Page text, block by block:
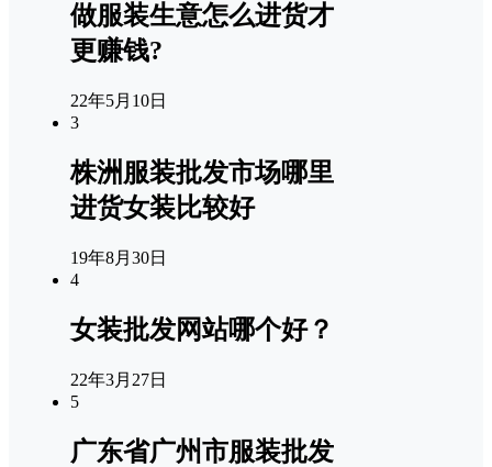
做服装生意怎么进货才
更赚钱?
22年5月10日
3
株洲服装批发市场哪里
进货女装比较好
19年8月30日
4
女装批发网站哪个好？
22年3月27日
5
广东省广州市服装批发